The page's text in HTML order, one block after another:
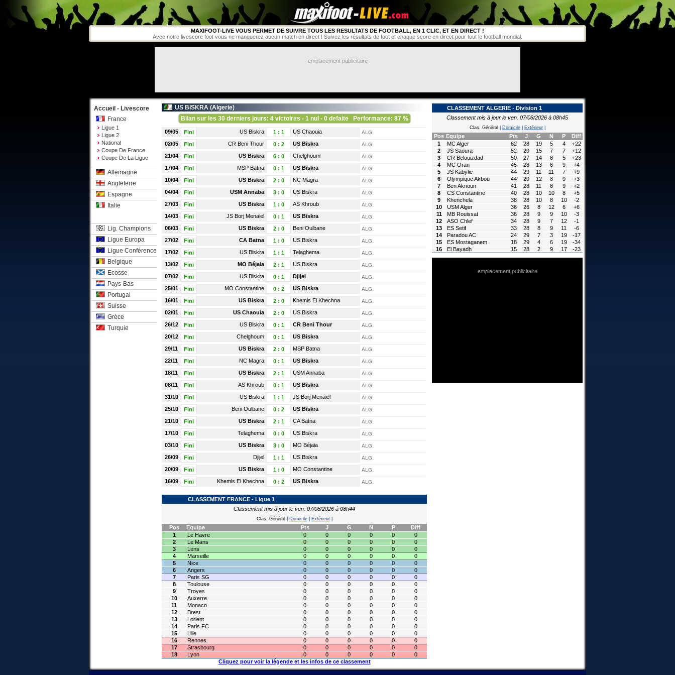
MAXIFOOT-LIVE VOUS PERMET DE SUIVRE TOUS LES RESULTATS DE FOOTBALL, EN 1 CLIC, ET EN DIRECT !
Avec notre livescore foot vous ne manquerez aucun match en direct ! Suivez les résultats de foot et chaque score en direct pour tout le football mondial.
emplacement publicitaire
Accueil - Livescore
France
Ligue 1
Ligue 2
National
Coupe De France
Coupe De La Ligue
Allemagne
Angleterre
Espagne
Italie
Lig. Champions
Ligue Europa
Ligue Conférence
Belgique
Ecosse
Pays-Bas
Portugal
Suisse
Grèce
Turquie
US BISKRA (Algerie)
Bilan sur les 30 derniers jours: 4 victoires - 1 nul - 0 defaite
Performance: 87 %
09/05 Fini US Biskra 1: 1 US Chaouia ALG,
02/05 Fini CR Beni Thour 0: 2 US Biskra ALG,
21/04 Fini US Biskra 6: 0 Chelghoum ALG,
17/04 Fini MSP Batna 0: 1 US Biskra ALG,
10/04 Fini US Biskra 2: 0 NC Magra ALG,
04/04 Fini USM Annaba 3: 0 US Biskra ALG,
27/03 Fini US Biskra 1: 0 AS Khroub ALG,
14/03 Fini JS Borj Menaiel 0: 1 US Biskra ALG,
06/03 Fini US Biskra 2: 0 Beni Oulbane ALG,
27/02 Fini CA Batna 1: 0 US Biskra ALG,
17/02 Fini US Biskra 1: 1 Telaghema ALG,
13/02 Fini MO Béjaia 2: 1 US Biskra ALG,
07/02 Fini US Biskra 0: 1 Djijel ALG,
25/01 Fini MO Constantine 0: 2 US Biskra ALG,
16/01 Fini US Biskra 2: 0 Khemis El Khechna ALG,
02/01 Fini US Chaouia 2: 0 US Biskra ALG,
26/12 Fini US Biskra 0: 1 CR Beni Thour ALG,
20/12 Fini Chelghoum 0: 1 US Biskra ALG,
29/11 Fini US Biskra 2: 0 MSP Batna ALG,
22/11 Fini NC Magra 0: 1 US Biskra ALG,
18/11 Fini US Biskra 2: 1 USM Annaba ALG,
08/11 Fini AS Khroub 0: 1 US Biskra ALG,
31/10 Fini US Biskra 1: 1 JS Borj Menaiel ALG,
25/10 Fini Beni Oulbane 0: 2 US Biskra ALG,
21/10 Fini US Biskra 2: 1 CA Batna ALG,
17/10 Fini Telaghema 0: 0 US Biskra ALG,
03/10 Fini US Biskra 3: 0 MO Béjaia ALG,
26/09 Fini Djijel 1: 1 US Biskra ALG,
20/09 Fini US Biskra 1: 0 MO Constantine ALG,
16/09 Fini Khemis El Khechna 0: 2 US Biskra ALG,
CLASSEMENT FRANCE - Ligue 1
Classement mis à jour le ven. 07/08/2026 à 08h44
Clas. Général Domicile| Extérieur|
Pos Equipe Pts J G N P
Diff
1
Le Havre 0 0 0 0 0
0
2
Le Mans 0 0 0 0 0
0
3
Lens 0 0 0 0 0
0
4
Marseille 0 0 0 0 0
0
5
Nice 0 0 0 0 0
0
6
Angers 0 0 0 0 0
0
7
Paris SG 0 0 0 0 0
0
8
Toulouse 0 0 0 0 0
0
9
Troyes 0 0 0 0 0
0
10
Auxerre 0 0 0 0 0
0
11
Monaco 0 0 0 0 0
0
12
Brest 0 0 0 0 0
0
13
Lorient 0 0 0 0 0
0
14
Paris FC 0 0 0 0 0
0
15
Lille 0 0 0 0 0
0
16
Rennes 0 0 0 0 0
0
17
Strasbourg 0 0 0 0 0
0
18
Lyon 0 0 0 0 0
0
Cliquez pour voir la légende et les infos de ce classement
CLASSEMENT ALGERIE - Division 1
Classement mis à jour le ven. 07/08/2026 à 08h45
Clas. Général Domicile| Extérieur|
Pos Equipe Pts J G N P
Diff
1
MC Alger 62 28 19 5 4
+22
2
JS Saoura 52 29 15 7 7
+12
3
CR Belouizdad 50 27 14 8 5
+23
4
MC Oran 45 28 13 6 9
+4
5
JS Kabylie 44 29 11 11 7
+9
6
Olympique Akbou 44 29 12 8 9
+3
7
Ben Aknoun 41 28 11 8 9
+2
8
CS Constantine 40 28 10 10 8
+5
9
Khenchela 38 28 10 8 10
-2
10
USM Alger 36 26 8 12 6
+6
11
MB Rouissat 36 28 9 9 10
-3
12
ASO Chlef 34 28 9 7 12
-1
13
ES Setif 33 28 8 9 11
-6
14
Paradou AC 24 29 7 3 19
-17
15
ES Mostaganem 18 29 4 6 19
-34
16
El Bayadh 15 28 2 9 17 -23
emplacement publicitaire